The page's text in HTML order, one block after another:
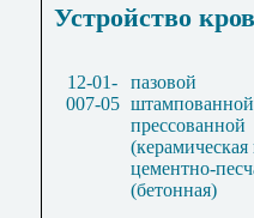
Устройство
12-01-
007-05
пазовой
прессованной
(керамическая
цементно-
(бетонная)